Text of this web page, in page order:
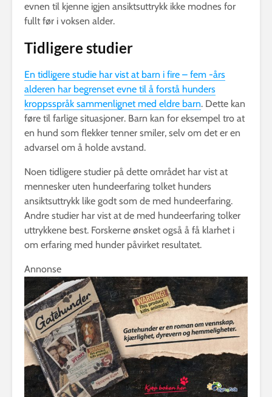
evnen til kjenne igjen ansiktsuttrykk ikke modnes for
fullt før i voksen alder.
Tidligere studier
En tidligere studie har vist at barn i fire – fem -års
alderen har begrenset evne til å forstå hunders
kroppsspråk sammenlignet med eldre barn. Dette kan
føre til farlige situasjoner. Barn kan for eksempel tro at
en hund som flekker tenner smiler, selv om det er en
advarsel om å holde avstand.
Noen tidligere studier på dette området har vist at
mennesker uten hundeerfaring tolket hunders
ansiktsuttrykk like godt som de med hundeerfaring.
Andre studier har vist at de med hundeerfaring tolker
uttrykkene best. Forskerne ønsket også å få klarhet i
om erfaring med hunder påvirket resultatet.
Annonse